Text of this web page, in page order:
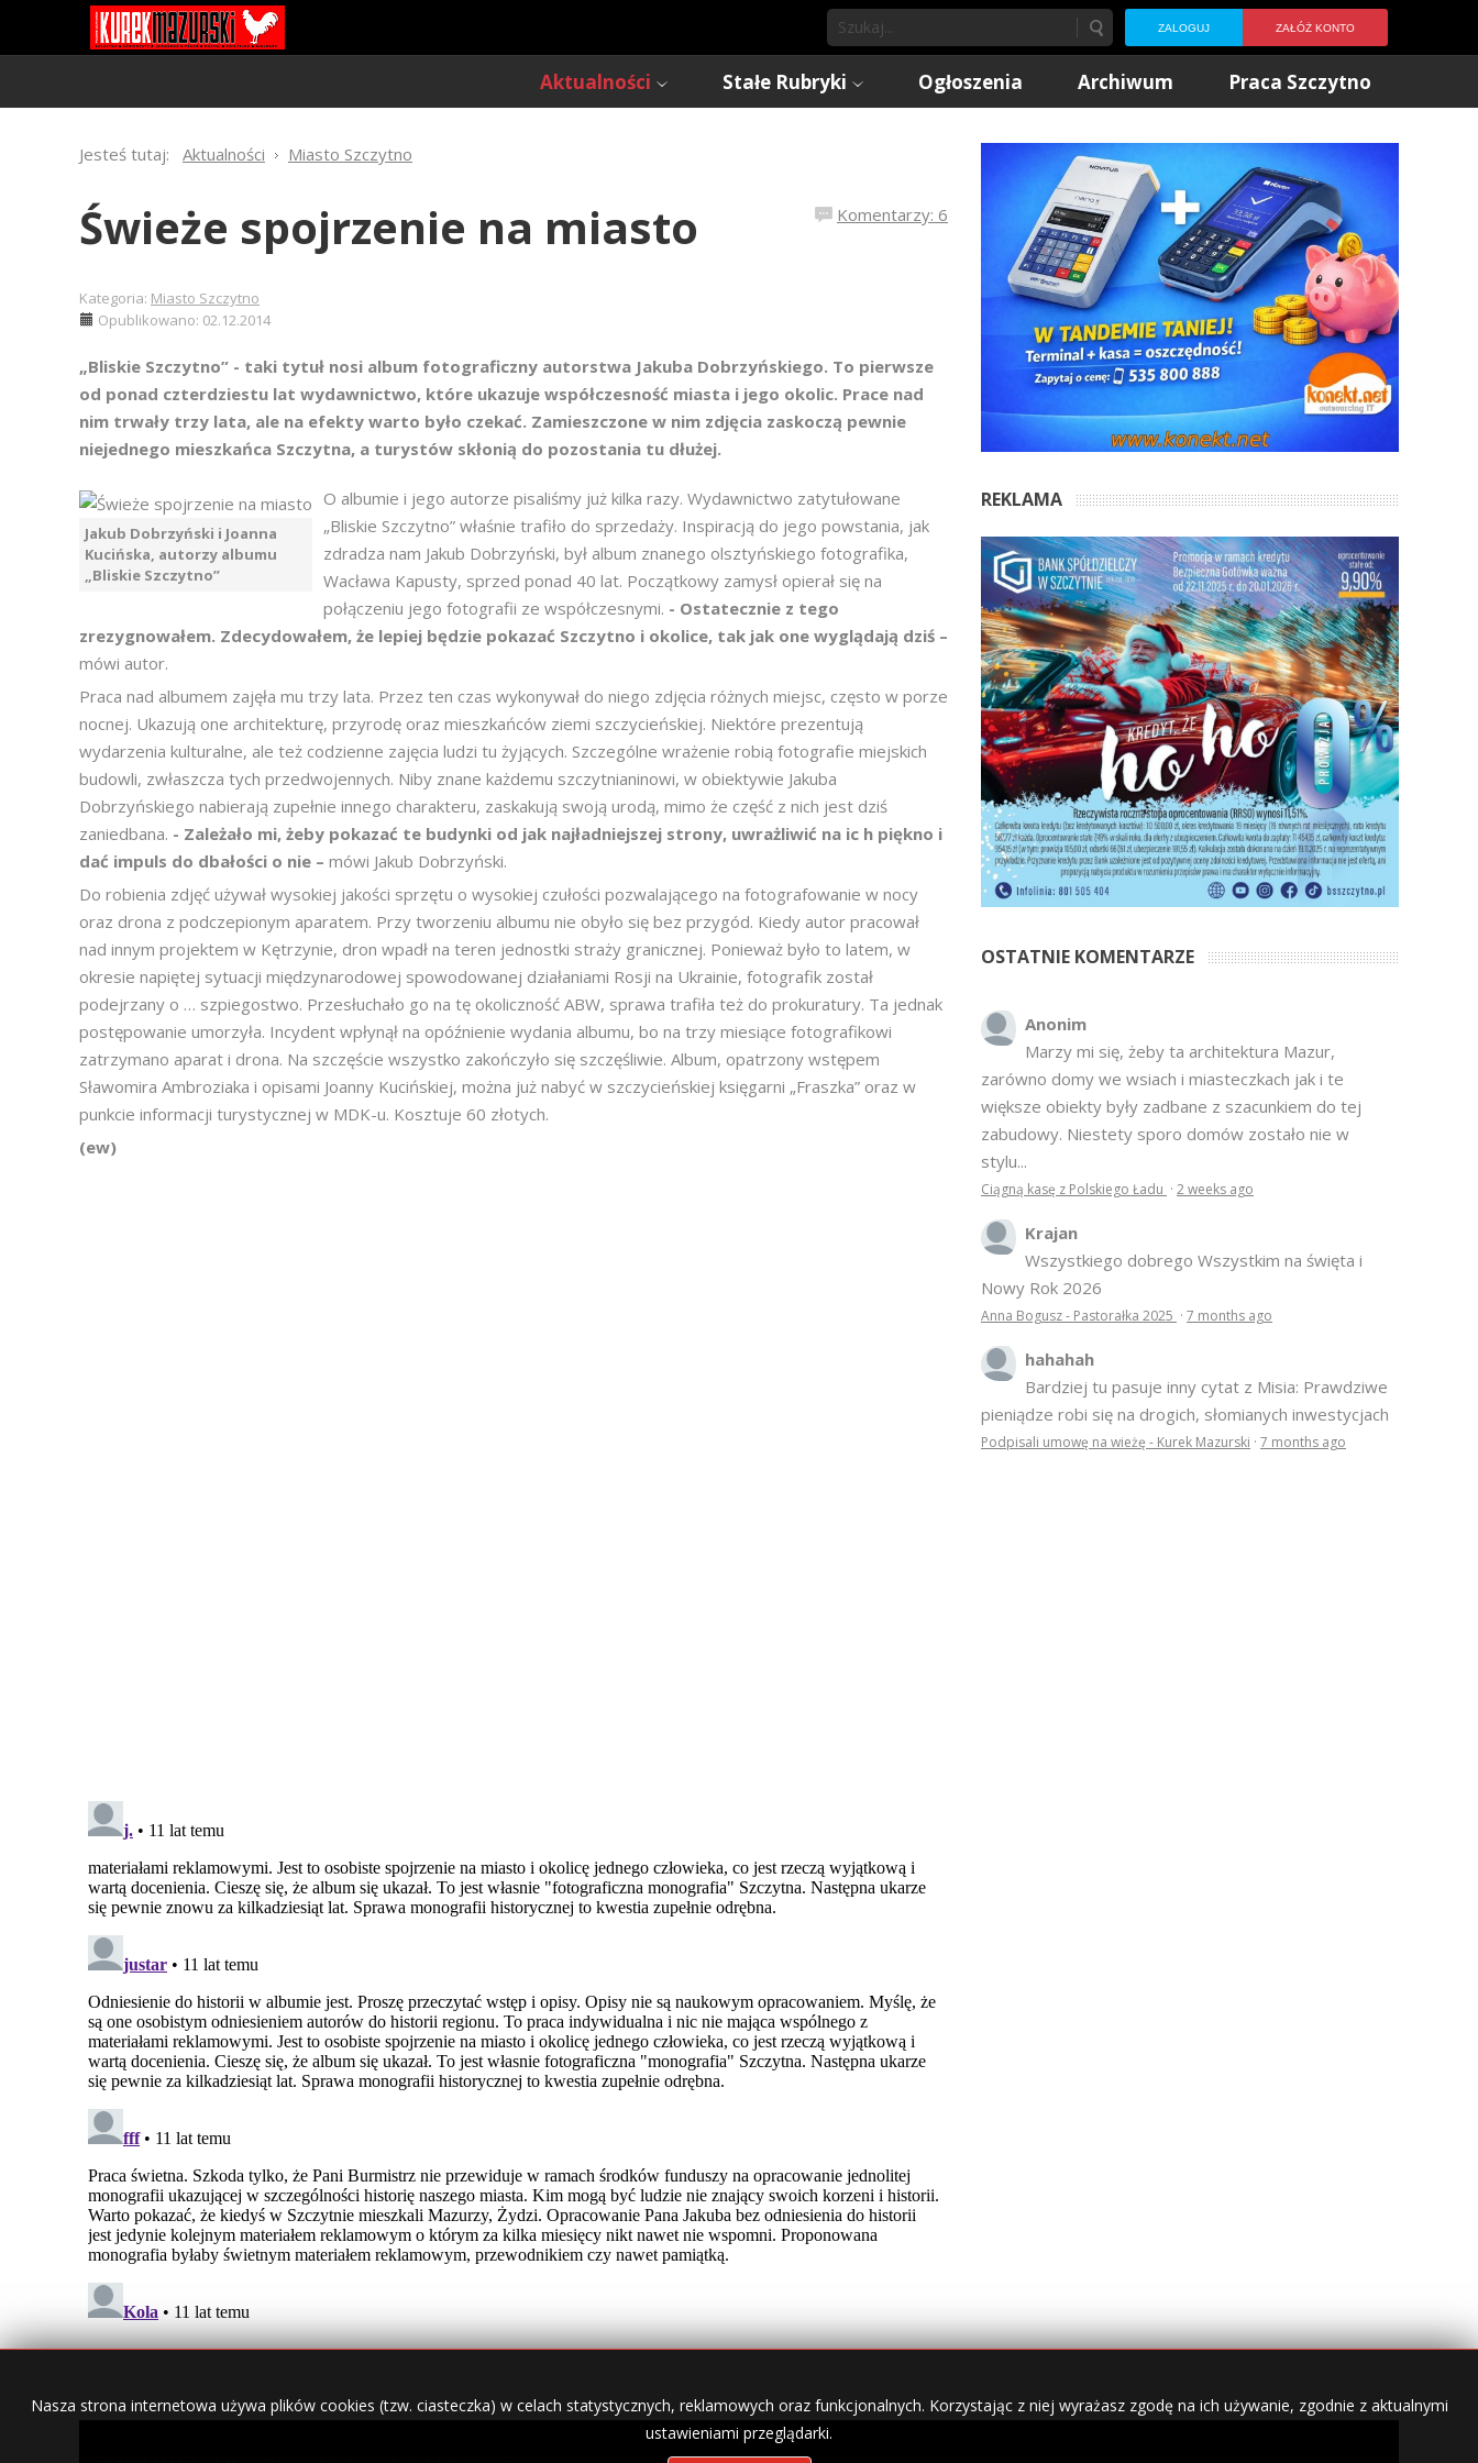
ZALOGUJ ZAŁÓŻ KONTO
Aktualności Stałe Rubryki Ogłoszenia Archiwum Praca Szczytno
Jesteś tutaj: Aktualności Miasto Szczytno
Komentarzy: 6
Świeże spojrzenie na miasto
Kategoria: Miasto Szczytno
Opublikowano: 02.12.2014
„Bliskie Szczytno” - taki tytuł nosi album fotograficzny autorstwa Jakuba Dobrzyńskiego. To pierwsze
od ponad czterdziestu lat wydawnictwo, które ukazuje współczesność miasta i jego okolic. Prace nad
nim trwały trzy lata, ale na efekty warto było czekać. Zamieszczone w nim zdjęcia zaskoczą pewnie
niejednego mieszkańca Szczytna, a turystów skłonią do pozostania tu dłużej.
Jakub Dobrzyński i Joanna
Kucińska, autorzy albumu
„Bliskie Szczytno”
O albumie i jego autorze pisaliśmy już kilka razy. Wydawnictwo zatytułowane
„Bliskie Szczytno” właśnie trafiło do sprzedaży. Inspiracją do jego powstania, jak
zdradza nam Jakub Dobrzyński, był album znanego olsztyńskiego fotografika,
Wacława Kapusty, sprzed ponad 40 lat. Początkowy zamysł opierał się na
połączeniu jego fotografii ze współczesnymi. - Ostatecznie z tego
zrezygnowałem. Zdecydowałem, że lepiej będzie pokazać Szczytno i okolice, tak jak one wyglądają dziś –
mówi autor.
Praca nad albumem zajęła mu trzy lata. Przez ten czas wykonywał do niego zdjęcia różnych miejsc, często w porze
nocnej. Ukazują one architekturę, przyrodę oraz mieszkańców ziemi szczycieńskiej. Niektóre prezentują
wydarzenia kulturalne, ale też codzienne zajęcia ludzi tu żyjących. Szczególne wrażenie robią fotografie miejskich
budowli, zwłaszcza tych przedwojennych. Niby znane każdemu szczytnianinowi, w obiektywie Jakuba
Dobrzyńskiego nabierają zupełnie innego charakteru, zaskakują swoją urodą, mimo że część z nich jest dziś
zaniedbana. - Zależało mi, żeby pokazać te budynki od jak najładniejszej strony, uwrażliwić na ic h piękno i
dać impuls do dbałości o nie – mówi Jakub Dobrzyński.
Do robienia zdjęć używał wysokiej jakości sprzętu o wysokiej czułości pozwalającego na fotografowanie w nocy
oraz drona z podczepionym aparatem. Przy tworzeniu albumu nie obyło się bez przygód. Kiedy autor pracował
nad innym projektem w Kętrzynie, dron wpadł na teren jednostki straży granicznej. Ponieważ było to latem, w
okresie napiętej sytuacji międzynarodowej spowodowanej działaniami Rosji na Ukrainie, fotografik został
podejrzany o … szpiegostwo. Przesłuchało go na tę okoliczność ABW, sprawa trafiła też do prokuratury. Ta jednak
postępowanie umorzyła. Incydent wpłynął na opóźnienie wydania albumu, bo na trzy miesiące fotografikowi
zatrzymano aparat i drona. Na szczęście wszystko zakończyło się szczęśliwie. Album, opatrzony wstępem
Sławomira Ambroziaka i opisami Joanny Kucińskiej, można już nabyć w szczycieńskiej księgarni „Fraszka” oraz w
punkcie informacji turystycznej w MDK-u. Kosztuje 60 złotych.
(ew)
REKLAMA
OSTATNIE KOMENTARZE
Anonim
Marzy mi się, żeby ta architektura Mazur,
zarówno domy we wsiach i miasteczkach jak i te
większe obiekty były zadbane z szacunkiem do tej
zabudowy. Niestety sporo domów zostało nie w
stylu...
Ciągną kasę z Polskiego Ładu · 2 weeks ago
Krajan
Wszystkiego dobrego Wszystkim na święta i
Nowy Rok 2026
Anna Bogusz - Pastorałka 2025 · 7 months ago
hahahah
Bardziej tu pasuje inny cytat z Misia: Prawdziwe
pieniądze robi się na drogich, słomianych inwestycjach
Podpisali umowę na wieżę - Kurek Mazurski · 7 months ago
Nasza strona internetowa używa plików cookies (tzw. ciasteczka) w celach statystycznych, reklamowych oraz funkcjonalnych. Korzystając z niej wyrażasz zgodę na ich używanie, zgodnie z aktualnymi
ustawieniami przeglądarki.